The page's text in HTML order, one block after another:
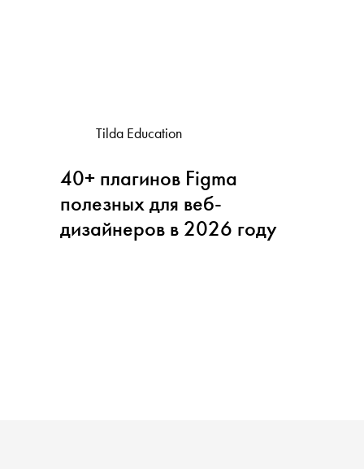
40+ плагинов Figma
полезных для веб-
дизайнеров в 2026 году
Tilda Education